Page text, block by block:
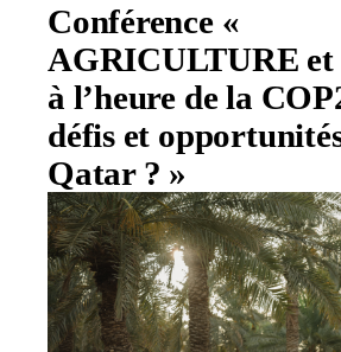
Conférence «
AGRICULTURE
à l’heure de la
défis et
Qatar ? »